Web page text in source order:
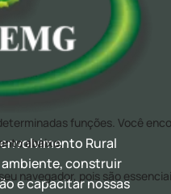
Rural
construir
e capacitar nossas